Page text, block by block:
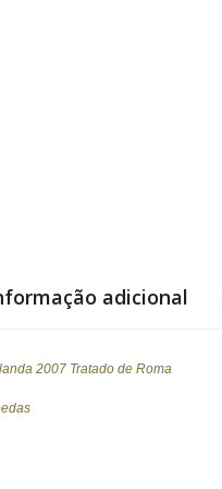
adicional
2007 Tratado de Roma